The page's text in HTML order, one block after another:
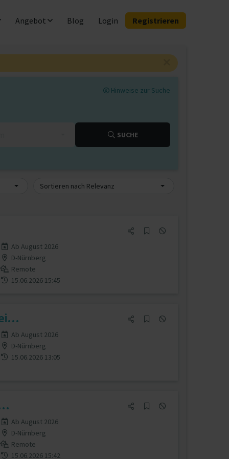
Angebot Blog Login Registrieren
Hinweise zur Suche
SUCHE
Sortieren nach Relevanz
Ab August 2026
D-Nürnberg
Remote
15.06.2026 15:45
Ab August 2026
D-Nürnberg
15.06.2026 13:05
Ab August 2026
D-Nürnberg
Remote
15.06.2026 15:42